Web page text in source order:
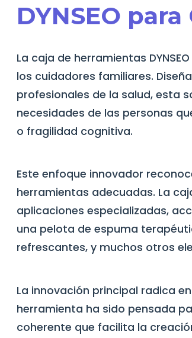
DYNSEO
La caja de herramientas
los cuidadores familiares.
profesionales de la salud, esta
necesidades de las personas
o fragilidad cognitiva.
Este enfoque innovador
herramientas adecuadas. La
aplicaciones especializadas,
una pelota de espuma
refrescantes, y muchos otros
La innovación principal radica
herramienta ha sido pensada
coherente que facilita la